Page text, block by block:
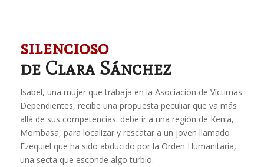
silencioso
de Clara Sánchez
Isabel, una mujer que trabaja en la Asociación de Víctimas
Dependientes, recibe una propuesta peculiar que va más
allá de sus competencias: debe ir a una región de Kenia,
Mombasa, para localizar y rescatar a un joven llamado
Ezequiel que ha sido abducido por la Orden Humanitaria,
una secta que esconde algo turbio.